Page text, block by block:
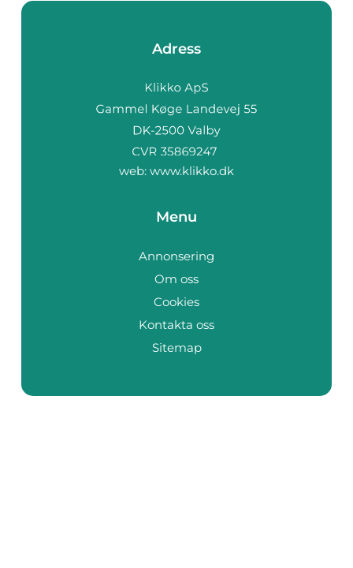
Adress
web: www.klikko.dk
Menu
Annonsering
Om oss
Cookies
Kontakta oss
Sitemap